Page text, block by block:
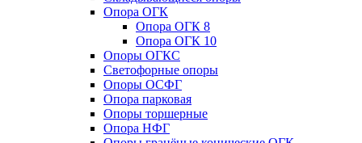
Опора ОГК
Опора ОГК 8
Опора ОГК 10
Опоры ОГКС
Светофорные опоры
Опоры ОСФГ
Опора парковая
Опоры торшерные
Опора НФГ